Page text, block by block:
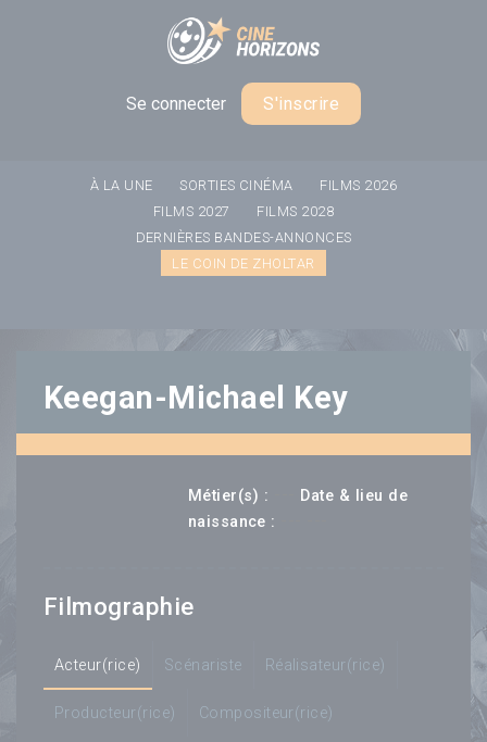
Se connecter S'inscrire
À LA UNE SORTIES CINÉMA
FILMS 2026
FILMS 2027
FILMS 2028
DERNIÈRES BANDES-ANNONCES
LE COIN DE ZHOLTAR
Keegan-Michael Key
Métier(s) :
Date & lieu de
naissance :
Filmographie
Acteur(rice) Scénariste Réalisateur(rice)
Producteur(rice) Compositeur(rice)
Panneau de gestion des cookies